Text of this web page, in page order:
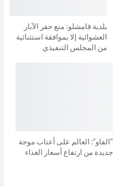
بلدية قامشلو: منع حفر الآبار
العشوائية إلا بموافقة استثنائية
من المجلس التنفيذي
“الفاو”: العالم على أعتاب موجة
جديدة من ارتفاع أسعار الغذاء